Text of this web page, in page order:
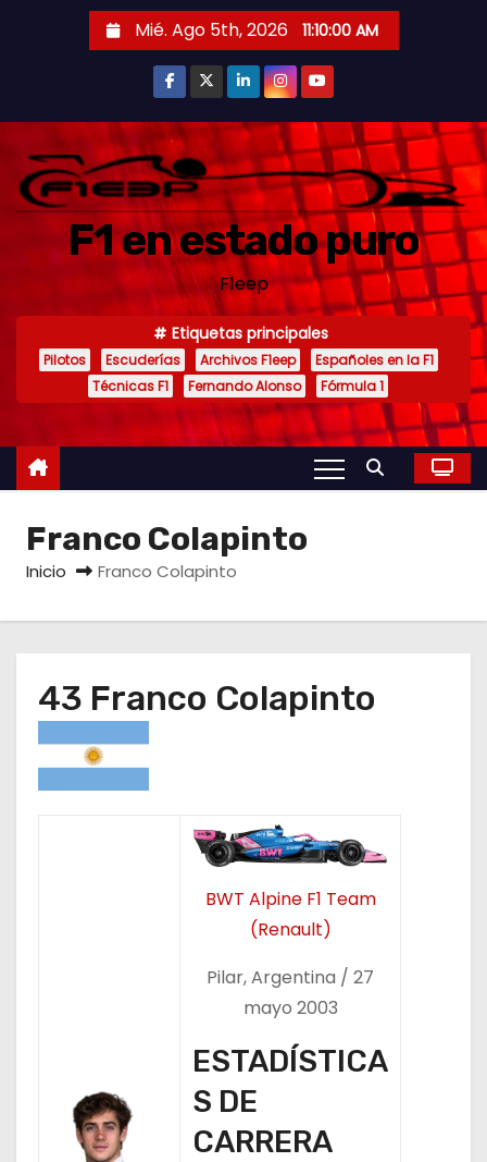
i
Mié. Ago 5th, 2026 11:10:02 AM
F1 en estado puro
F1eep
Etiquetas principales
Pilotos Escuderías Archivos F1eep
Españoles en la F1
Técnicas F1
Fernando Alonso Fórmula 1
Franco Colapinto
Inicio Franco Colapinto
43 Franco Colapinto
BWT Alpine F1 Team
(Renault)
Pilar, Argentina / 27
mayo 2003
ESTADÍSTICA
S DE
CARRERA